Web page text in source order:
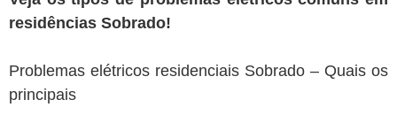
residências Sobrado!
Problemas elétricos residenciais Sobrado – Quais os
principais